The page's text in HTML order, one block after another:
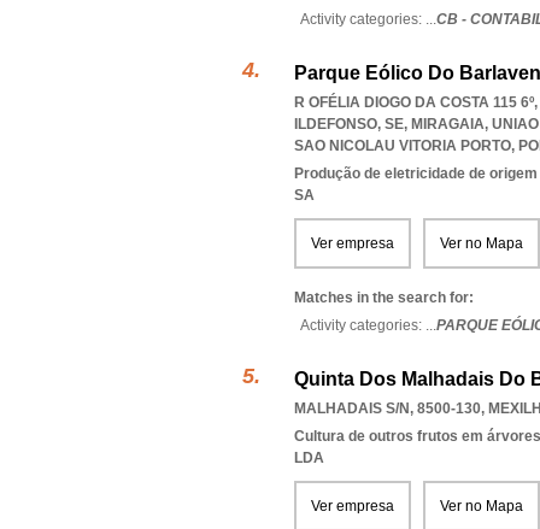
Activity categories: ...CB -
Parque Eólico Do
R OFÉLIA DIOGO DA COSTA 115
ILDEFONSO, SE, MIRAGAIA,
SAO NICOLAU VITORIA PORTO,
Produção de eletricidade de
SA
Ver empresa Ver no Mapa
Matches in the search for:
Activity categories: ...PARQUE
Quinta Dos Malhadais Do
MALHADAIS S/N, 8500-130,
Cultura de outros frutos em
LDA
Ver empresa Ver no Mapa